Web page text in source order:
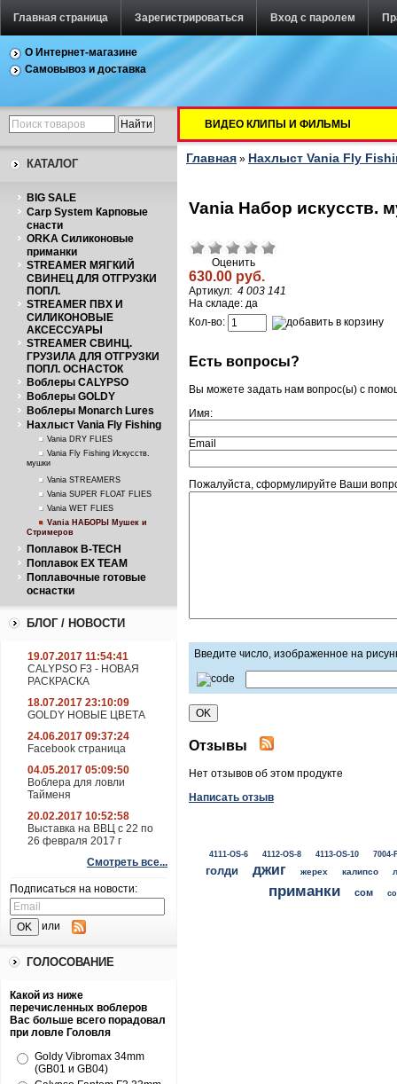
Главная страница Зарегистрироваться Вход с паролем
О Интернет-магазине
Самовывоз и доставка
КАТАЛОГ
BIG SALE
Carp System Карповые
снасти
ORKA Силиконовые
приманки
STREAMER МЯГКИЙ
СВИНЕЦ ДЛЯ ОТГРУЗКИ
ПОПЛ.
STREAMER ПВХ И
СИЛИКОНОВЫЕ
АКСЕССУАРЫ
STREAMER СВИНЦ.
ГРУЗИЛА ДЛЯ ОТГРУЗКИ
ПОПЛ. ОСНАСТОК
Воблеры CALYPSO
Воблеры GOLDY
Воблеры Monarch Lures
Нахлыст Vania Fly Fishing
Vania DRY FLIES
Vania Fly Fishing Искусств.
мушки
Vania STREAMERS
Vania SUPER FLOAT FLIES
Vania WET FLIES
Vania НАБОРЫ Мушек и
Стримеров
Поплавок B-TECH
Поплавок EX TEAM
Поплавочные готовые
оснастки
БЛОГ / НОВОСТИ
19.07.2017 11:54:41
CALYPSO F3 - НОВАЯ
РАСКРАСКА
18.07.2017 23:10:09
GOLDY НОВЫЕ ЦВЕТА
24.06.2017 09:37:24
Facebook страница
04.05.2017 05:09:50
Воблера для ловли
Тайменя
20.02.2017 10:52:58
Выставка на ВВЦ с 22 по
26 февраля 2017 г
Смотреть все...
Подписаться на новости:
или
ГОЛОСОВАНИЕ
Какой из ниже
перечисленных воблеров
Вас больше всего порадовал
при ловле Головля
Goldy Vibromax 34mm
(GB01 и GB04)
ВИДЕО КЛИПЫ И ФИЛЬМЫ
Главная » Нахлыст Vania Fly
Vania Набор искусств.
Оценить
630.00 руб.
Артикул: 4 003 141
На складе: да
Кол-во:
Есть вопросы?
Вы можете задать нам вопрос(ы) с
Имя:
Email
Пожалуйста, сформулируйте Ваши
Введите число, изображенное на
Отзывы
Нет отзывов об этом продукте
Написать отзыв
4111-OS-6 4112-OS-8 4113-OS-10 7004-
голди джиг жерех калипсо
приманки сом